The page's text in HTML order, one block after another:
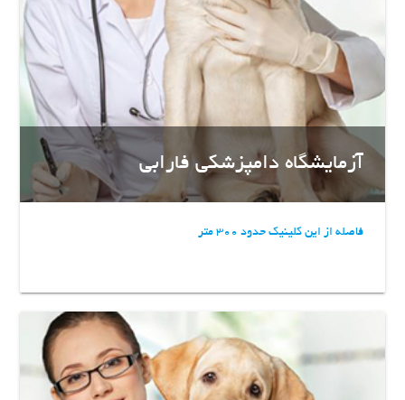
آزمایشگاه دامپزشکی فارابی
فاصله از این کلینیک حدود 300 متر